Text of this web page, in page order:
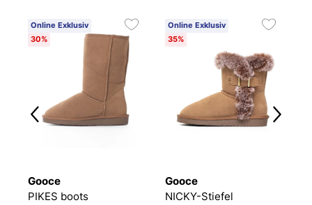
Online Exklusiv
30%
Gooce
PIKES boots
Online Exklusiv
35%
Gooce
NICKY-Stiefel